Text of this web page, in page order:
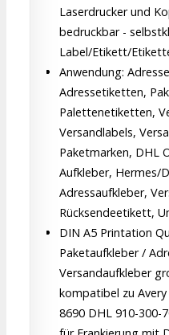
Laserdrucker und
bedruckbar -
Label/Etikett/
Anwendung:
Adressetiketten,
Palettenetiketten,
Versandlabels,
Paketmarken, DHL
Aufkleber, Hermes/
Adressaufkleber,
Rücksendeetikett,
DIN A5 Printation
Paketaufkleber /
Versandaufkleber
kompatibel zu
8690 DHL 910-300-